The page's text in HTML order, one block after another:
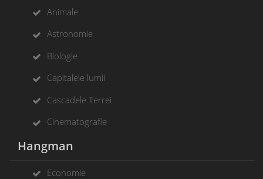
Animale
Astronomie
Biologie
Capitalele lumii
Cascadele Terrei
Cinematografie
Hangman
Economie